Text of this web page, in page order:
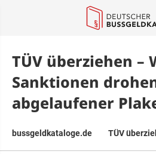
TÜV überziehen –
Sanktionen
abgelaufener
bussgeldkataloge.de TÜV